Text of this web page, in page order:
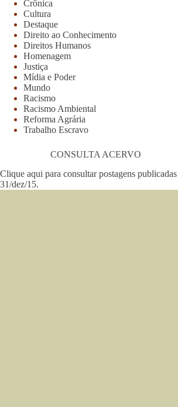
Crônica
Cultura
Destaque
Direito ao Conhecimento
Direitos Humanos
Homenagem
Justiça
Mídia e Poder
Mundo
Racismo
Racismo Ambiental
Reforma Agrária
Trabalho Escravo
CONSULTA ACERVO
Clique aqui para consultar postagens publicadas
31/dez/15.